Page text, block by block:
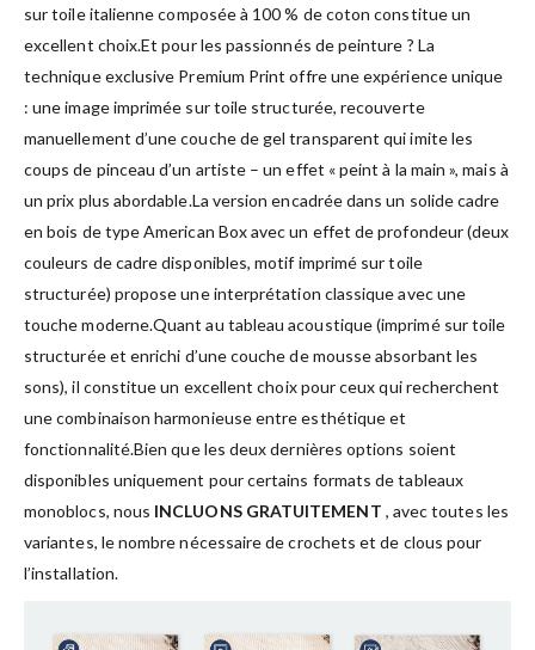
sur toile italienne composée à 100 % de coton constitue un
excellent choix.Et pour les passionnés de peinture ? La
technique exclusive Premium Print offre une expérience unique
: une image imprimée sur toile structurée, recouverte
manuellement d’une couche de gel transparent qui imite les
coups de pinceau d’un artiste – un effet « peint à la main », mais à
un prix plus abordable.La version encadrée dans un solide cadre
en bois de type American Box avec un effet de profondeur (deux
couleurs de cadre disponibles, motif imprimé sur toile
structurée) propose une interprétation classique avec une
touche moderne.Quant au tableau acoustique (imprimé sur toile
structurée et enrichi d’une couche de mousse absorbant les
sons), il constitue un excellent choix pour ceux qui recherchent
une combinaison harmonieuse entre esthétique et
fonctionnalité.Bien que les deux dernières options soient
disponibles uniquement pour certains formats de tableaux
monoblocs, nous INCLUONS GRATUITEMENT , avec toutes les
variantes, le nombre nécessaire de crochets et de clous pour
l’installation.